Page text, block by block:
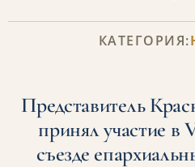
КАТЕГОРИЯ:
Представитель
принял участие в
съезде